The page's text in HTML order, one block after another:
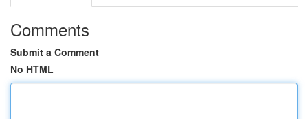
Comments
Submit a Comment
No HTML